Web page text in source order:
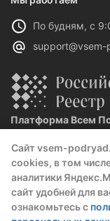
Сайт vsem-
cookies, в том
аналитики
сайт удобней для
ознакомьтесь с
По будням, с
Платформа Всем
Реестровая запись
Политика